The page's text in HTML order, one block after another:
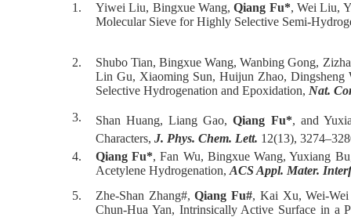
1. Yiwei Liu, Bingxue Wang,Qiang Fu*, Wei Liu,
Molecular Sieve for Highly Selective Semi-
2.
Shubo Tian, Bingxue Wang, Wanbing Gong,
Lin Gu, Xiaoming Sun, Huijun Zhao, Dingsheng
Selective Hydrogenation and Epoxidation, Nat.
3.
Shan Huang, Liang Gao,Qiang Fu*, and
Characters, J. Phys. Chem. Lett. 12(13),
4.
Qiang Fu*, Fan Wu, Bingxue Wang, Yuxiang
Acetylene Hydrogenation, ACS Appl. Mater.
5.
Zhe-Shan Zhang#,Qiang Fu#, Kai Xu, Wei-
Chun-Hua Yan, Intrinsically Active Surface in a